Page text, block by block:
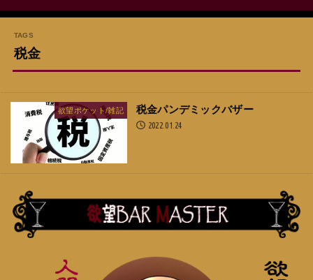
税金
欲望ポケット/雑記 税金パンデミックバザー
2022.01.24